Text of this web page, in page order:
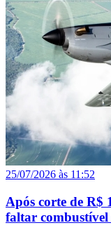
25/07/2026 às 11:52
Após corte de R$
faltar